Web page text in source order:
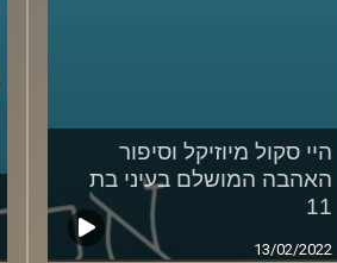
היי סקול מיוזיקל וסיפור
האהבה המושלם בעיני בת
11
13/02/2022